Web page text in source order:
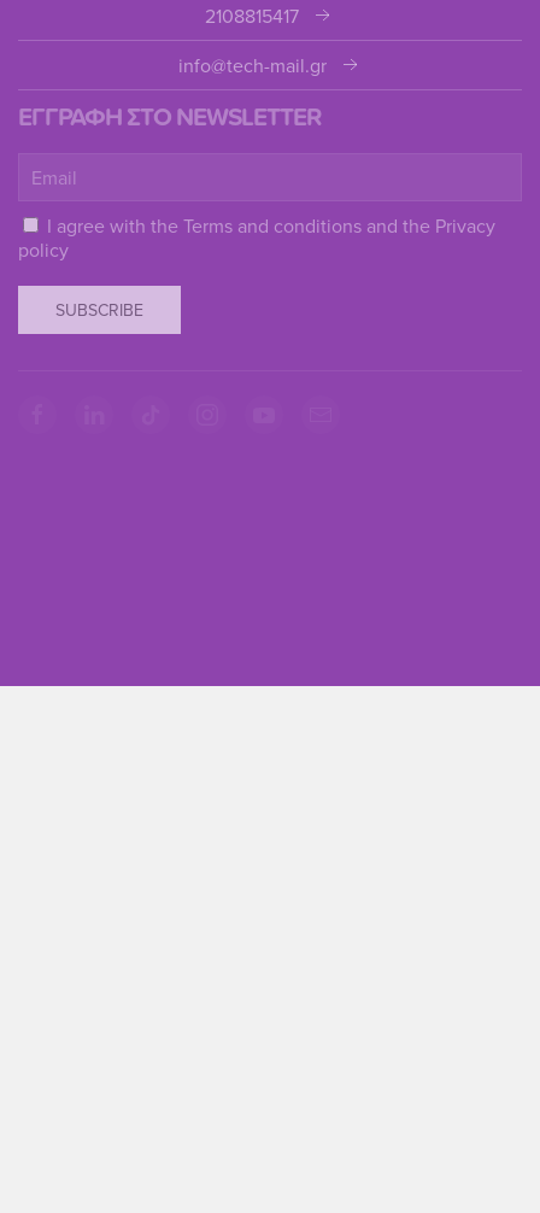
2108815417
info@tech-mail.gr
ΕΓΓΡΑΦΗ ΣΤΟ NEWSLETTER
I agree with the Terms and conditions and the Privacy
policy
SUBSCRIBE